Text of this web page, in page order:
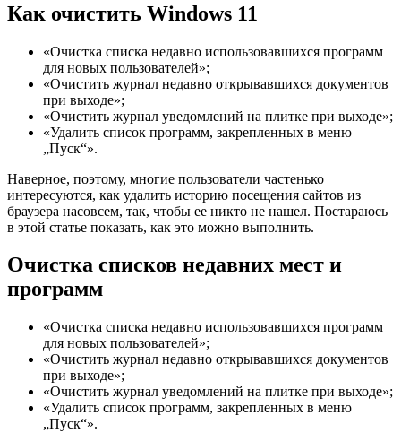
Как очистить Windows 11
«Очистка списка недавно использовавшихся программ
для новых пользователей»;
«Очистить журнал недавно открывавшихся документов
при выходе»;
«Очистить журнал уведомлений на плитке при выходе»;
«Удалить список программ, закрепленных в меню
„Пуск“».
Наверное, поэтому, многие пользователи частенько
интересуются, как удалить историю посещения сайтов из
браузера насовсем, так, чтобы ее никто не нашел. Постараюсь
в этой статье показать, как это можно выполнить.
Очистка списков недавних мест и
программ
«Очистка списка недавно использовавшихся программ
для новых пользователей»;
«Очистить журнал недавно открывавшихся документов
при выходе»;
«Очистить журнал уведомлений на плитке при выходе»;
«Удалить список программ, закрепленных в меню
„Пуск“».